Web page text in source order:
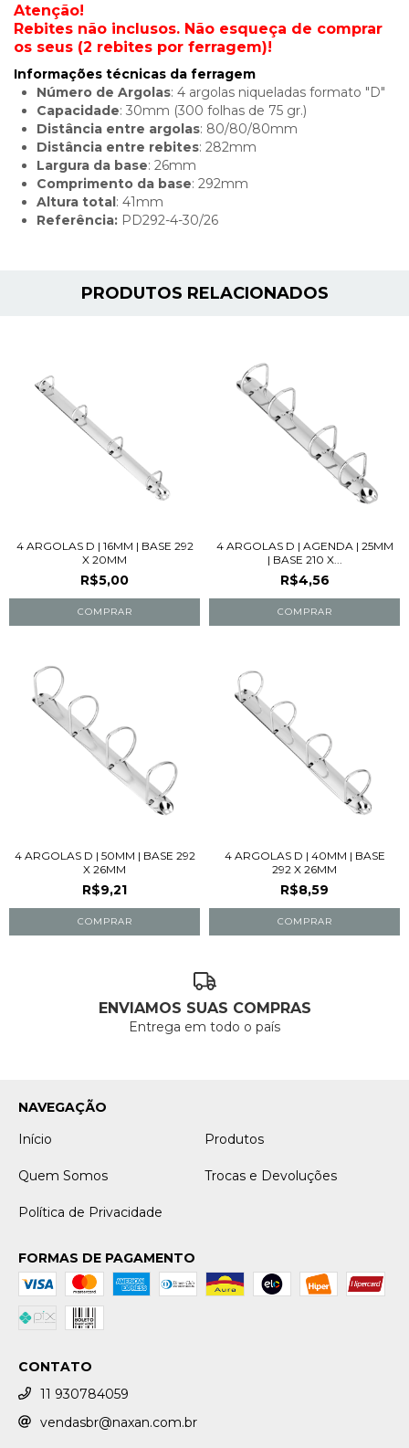
Atenção!
Rebites não inclusos. Não esqueça de comprar
os seus (2 rebites por ferragem)!
Informações técnicas da ferragem
Número de Argolas: 4 argolas niqueladas formato "D"
Capacidade: 30mm (300 folhas de 75 gr.)
Distância entre argolas: 80/80/80mm
Distância entre rebites: 282mm
Largura da base: 26mm
Comprimento da base: 292mm
Altura total: 41mm
Referência: PD292-4-30/26
PRODUTOS RELACIONADOS
4 ARGOLAS D | 16MM | BASE 292
X 20MM
R$5,00
4 ARGOLAS D | AGENDA | 25MM
| BASE 210 X...
R$4,56
4 ARGOLAS D | 50MM | BASE 292
X 26MM
R$9,21
4 ARGOLAS D | 40MM | BASE
292 X 26MM
R$8,59
ENVIAMOS SUAS COMPRAS
Entrega em todo o país
NAVEGAÇÃO
Início
Produtos
Quem Somos Trocas e Devoluções
Política de Privacidade
FORMAS DE PAGAMENTO
CONTATO
11 930784059
vendasbr@naxan.com.br